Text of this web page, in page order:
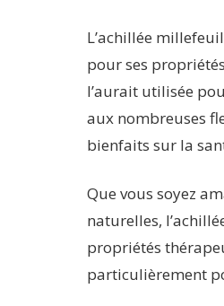
L’achillée
pour ses
l’aurait utilisée
aux nombreuses
bienfaits sur la
Que vous soyez
naturelles,
propriétés
particulièrement